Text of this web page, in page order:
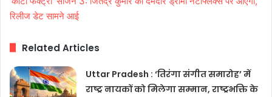
रिलीज डेट सामने आई
Related Articles
Uttar Pradesh : ‘तिरंगा संगीत समारोह’ में
राष्ट्र नायकों को मिलेगा सम्मान, राष्ट्रभक्ति के